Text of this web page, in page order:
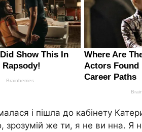
і пішла до кабінету
зрозумій же ти, я не ви нна. Я